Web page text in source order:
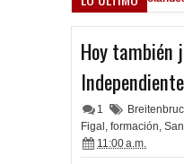
Hoy también
Independiente
1
Figal , formación,
11:00 a.m.